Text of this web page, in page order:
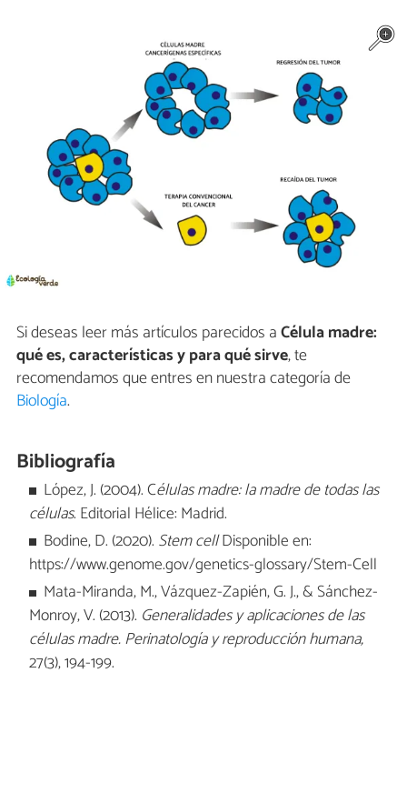
Si deseas leer más artículos parecidos aCélula madre:
qué es, características y para qué sirve, te
recomendamos que entres en nuestra categoría de
Biología.
Bibliografía
López, J. (2004). Células madre: la madre de todas las
células. Editorial Hélice: Madrid.
Bodine, D. (2020). Stem cellDisponible en:
https://www.genome.gov/genetics-glossary/Stem-Cell
Mata-Miranda, M., Vázquez-Zapién, G. J., & Sánchez-
Monroy, V. (2013). Generalidades y aplicaciones de las
células madre. Perinatología y reproducción humana,
27(3), 194-199.